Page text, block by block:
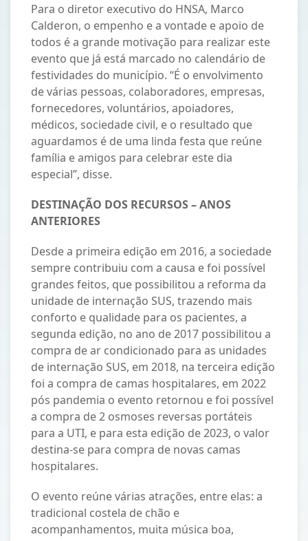
Para o diretor executivo do HNSA, Marco
Calderon, o empenho e a vontade e apoio de
todos é a grande motivação para realizar este
evento que já está marcado no calendário de
festividades do município. “É o envolvimento
de várias pessoas, colaboradores, empresas,
fornecedores, voluntários, apoiadores,
médicos, sociedade civil, e o resultado que
aguardamos é de uma linda festa que reúne
família e amigos para celebrar este dia
especial”, disse.
DESTINAÇÃO DOS RECURSOS – ANOS
ANTERIORES
Desde a primeira edição em 2016, a sociedade
sempre contribuiu com a causa e foi possível
grandes feitos, que possibilitou a reforma da
unidade de internação SUS, trazendo mais
conforto e qualidade para os pacientes, a
segunda edição, no ano de 2017 possibilitou a
compra de ar condicionado para as unidades
de internação SUS, em 2018, na terceira edição
foi a compra de camas hospitalares, em 2022
pós pandemia o evento retornou e foi possível
a compra de 2 osmoses reversas portáteis
para a UTI, e para esta edição de 2023, o valor
destina-se para compra de novas camas
hospitalares.
O evento reúne várias atrações, entre elas: a
tradicional costela de chão e
acompanhamentos, muita música boa,